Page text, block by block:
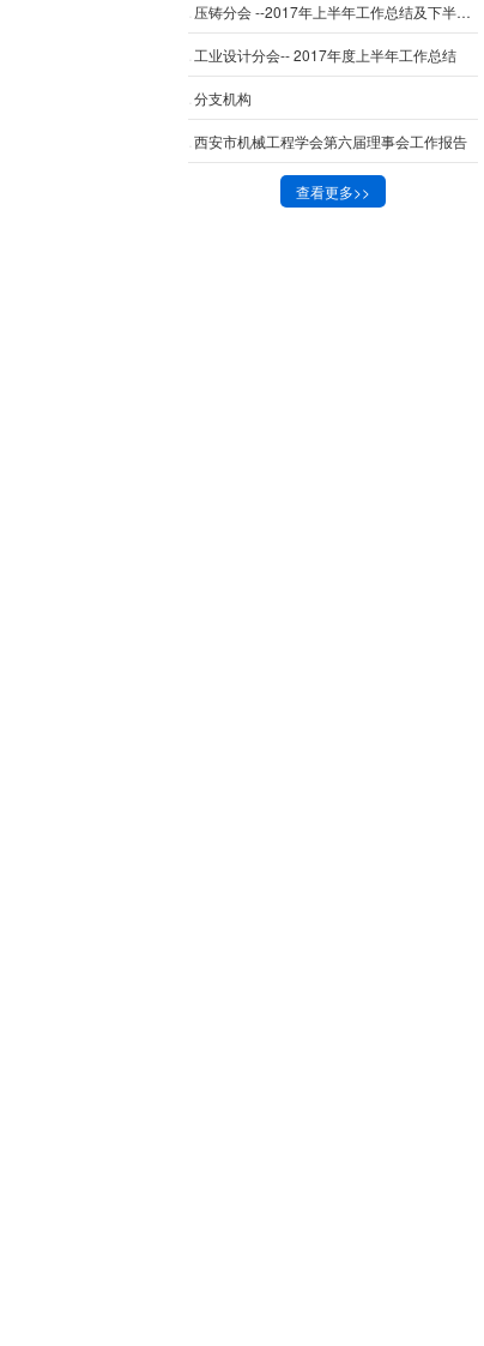
压铸分会 --2017年上半年工作总结及下半年工作计划
工业设计分会-- 2017年度上半年工作总结
分支机构
西安市机械工程学会第六届理事会工作报告
查看更多>>